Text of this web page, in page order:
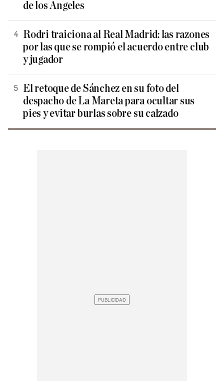
de los Ángeles
Rodri traiciona al Real Madrid: las razones
por las que se rompió el acuerdo entre club
y jugador
El retoque de Sánchez en su foto del
despacho de La Mareta para ocultar sus
pies y evitar burlas sobre su calzado